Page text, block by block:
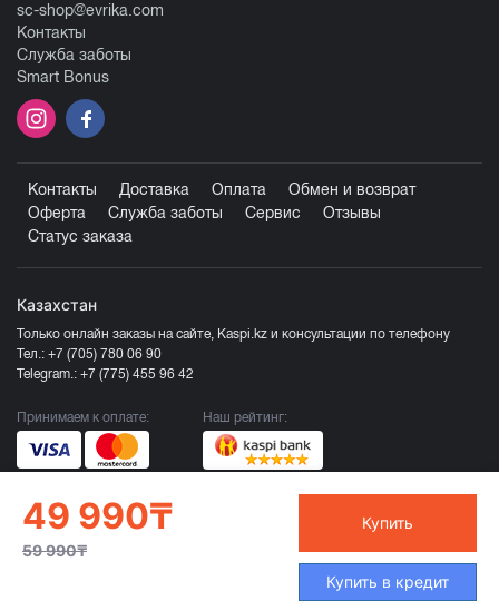
49 990₸
59 990₸
Купить
Купить в кредит
sc-shop@evrika.com
Контакты
Служба заботы
Smart Bonus
Контакты Доставка Оплата
Обмен и возврат
Оферта
Служба заботы Сервис
Отзывы
Статус заказа
Казахстан
Только онлайн заказы на сайте, Kaspi.kz и консультации по телефону
Тел.: +7 (705) 780 06 90
Telegram.: +7 (775) 455 96 42
Принимаем к оплате: Наш рейтинг:
Продавец ТОО «Компания Эврика», БИН 120140015907